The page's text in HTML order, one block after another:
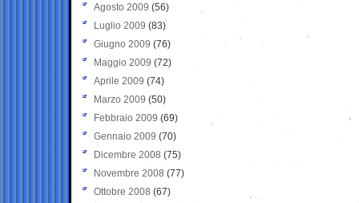
Agosto 2009 (56)
Luglio 2009 (83)
Giugno 2009 (76)
Maggio 2009 (72)
Aprile 2009 (74)
Marzo 2009 (50)
Febbraio 2009 (69)
Gennaio 2009 (70)
Dicembre 2008 (75)
Novembre 2008 (77)
Ottobre 2008 (67)